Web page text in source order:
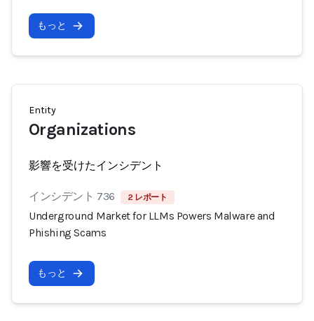
もっと
Entity
Organizations
影響を受けたインシデント
インシデント 736 2 レポート
Underground Market for LLMs Powers Malware and
Phishing Scams
もっと